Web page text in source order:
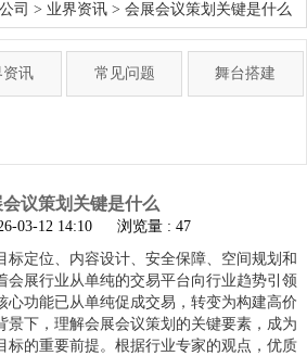
司 > 业界资讯 > 会展会议策划关键是什么
资讯 常见问题 舞台搭建
议策划关键是什么
03-12 14:10
浏览量 : 47
标定位、内容设计、安全保障、空间规划和
会展行业从单纯的交易平台向行业趋势引领
心功能已从单纯促成交易，转变为构建高价
景下，理解会展会议策划的关键要素，成为
标的重要前提。根据行业专家的观点，优质